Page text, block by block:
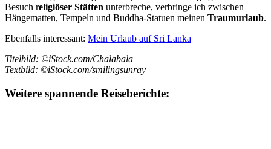
Besuch religiöser Stätten unterbreche, verbringe ich zwischen
Hängematten, Tempeln und Buddha-Statuen meinen Traumurlaub.
Ebenfalls interessant: Mein Urlaub auf Sri Lanka
Titelbild: ©iStock.com/Chalabala
Textbild: ©iStock.com/smilingsunray
Weitere spannende Reiseberichte: